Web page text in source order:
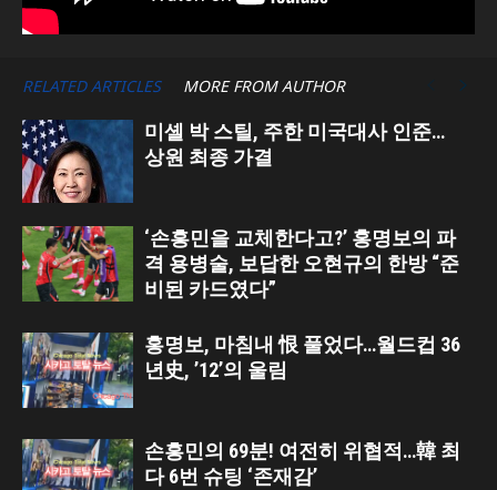
RELATED ARTICLES MORE FROM AUTHOR
미셸 박 스틸, 주한 미국대사 인준…
상원 최종 가결
‘손흥민을 교체한다고?’ 홍명보의 파
격 용병술, 보답한 오현규의 한방 “준
비된 카드였다”
홍명보, 마침내 恨 풀었다…월드컵 36
년史, ’12’의 울림
손흥민의 69분! 여전히 위협적…韓 최
다 6번 슈팅 ‘존재감’